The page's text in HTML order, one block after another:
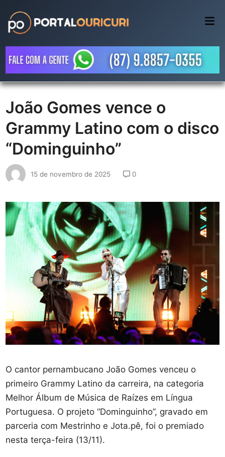
content
João Gomes vence o
Grammy Latino com o disco
“Dominguinho”
15 de novembro de 2025 0
O cantor pernambucano João Gomes venceu o
primeiro Grammy Latino da carreira, na categoria
Melhor Álbum de Música de Raízes em Língua
Portuguesa. O projeto “Dominguinho”, gravado em
parceria com Mestrinho e Jota.pê, foi o premiado
nesta terça-feira (13/11).